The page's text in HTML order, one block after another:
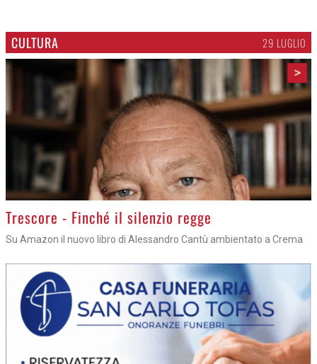
CULTURA 29 LUGLIO
>
Trescore - Finché il silenzio regge
Su Amazon il nuovo libro di Alessandro Cantù ambientato a Crema